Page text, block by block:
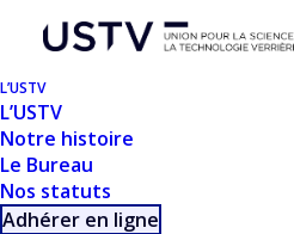
L’USTV
L’USTV
Notre histoire
Le Bureau
Nos statuts
Adhérer en ligne